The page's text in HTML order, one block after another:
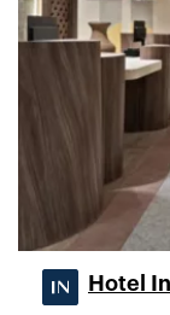
Hotel